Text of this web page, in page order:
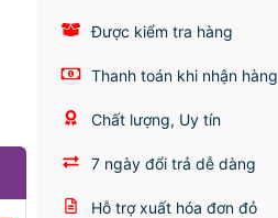
Được kiểm tra hàng
Thanh toán khi nhận hàng
Chất lượng, Uy tín
7 ngày đổi trả dễ dàng
Hỗ trợ xuất hóa đơn đỏ